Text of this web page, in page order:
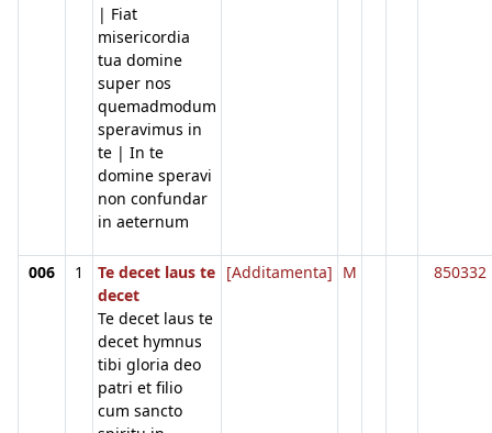
| Fiat
misericordia
tua domine
super nos
quemadmodum
speravimus in
te | In te
domine speravi
non confundar
in aeternum
006 1
Te decet laus te
decet
Te decet laus te
decet hymnus
tibi gloria deo
patri et filio
cum sancto
[Additamenta] M 850332